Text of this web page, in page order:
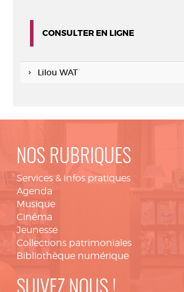
CONSULTER EN LIGNE
Lilou WAT
NOS RUBRIQUES
Services & infos pratiques
Agenda
Musique
Cinéma
Jeunesse
Collections patrimoniales
Bibliothèque numérique